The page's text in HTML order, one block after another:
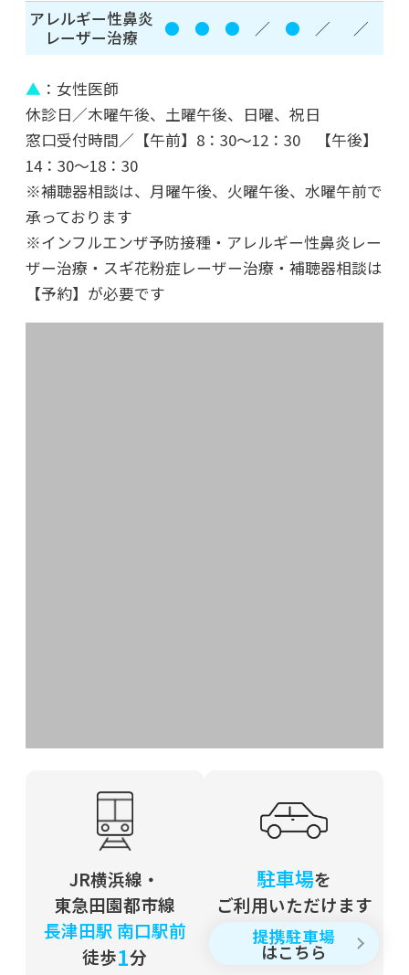
2022年01月31日
横浜キッド
2022年01月14日
2022年 新年のご挨拶
2021年のブログ
2021年11月29日
日々是好日
2021年09月10日
夏の東北探訪記
コロナウィルスと世界
2020年05月13日
医師会副会長就任
アレルギー性鼻炎
レーザー治療
● ● ● ／ ● ／ ／
▲ ：女性医師
休診日／木曜午後、土曜午後、日曜、祝日
窓口受付時間／【午前】8：30～12：30 【午後】
14：30～18：30
※補聴器相談は、月曜午後、火曜午後、水曜午前で
承っております
※インフルエンザ予防接種・アレルギー性鼻炎レー
ザー治療・スギ花粉症レーザー治療・補聴器相談は
【予約】が必要です
JR横浜線・
東急田園都市線
長津田駅 南口駅前
徒歩1分
駐車場を
ご利用いただけます
提携駐車場
はこちら